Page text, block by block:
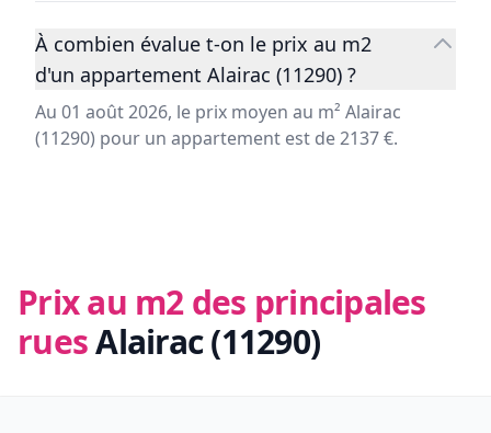
À combien évalue t-on le prix au m2
d'un appartement Alairac (11290) ?
Au 01 août 2026, le prix moyen au m² Alairac
(11290) pour un appartement est de 2137 €.
Prix au m2 des principales
ruesAlairac (11290)